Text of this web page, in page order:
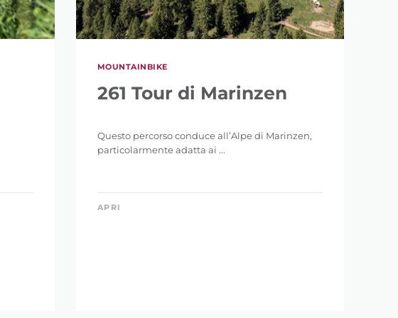
MOUNTAINBIKE
261 Tour di Marinzen
Questo percorso conduce all’Alpe di Marinzen,
particolarmente adatta ai ...
APRI